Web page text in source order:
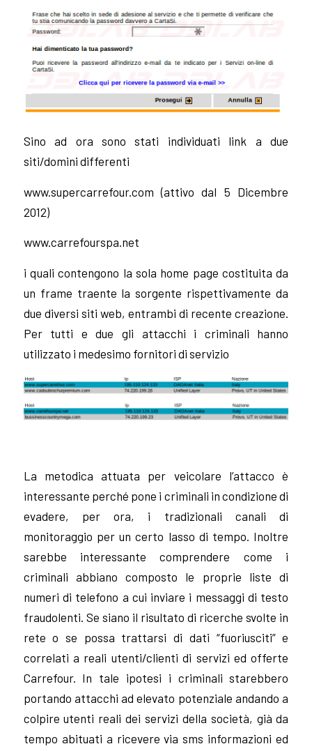
Sino ad ora sono stati individuati link a due
siti/domini differenti
www.supercarrefour.com (attivo dal 5 Dicembre
2012)
www.carrefourspa.net
i quali contengono la sola home page costituita da
un frame traente la sorgente rispettivamente da
due diversi siti web, entrambi di recente creazione.
Per tutti e due gli attacchi i criminali hanno
utilizzato i medesimo fornitori di servizio
La metodica attuata per veicolare l’attacco è
interessante perché pone i criminali in condizione di
evadere, per ora, i tradizionali canali di
monitoraggio per un certo lasso di tempo. Inoltre
sarebbe interessante comprendere come i
criminali abbiano composto le proprie liste di
numeri di telefono a cui inviare i messaggi di testo
fraudolenti. Se siano il risultato di ricerche svolte in
rete o se possa trattarsi di dati “fuoriusciti” e
correlati a reali utenti/clienti di servizi ed offerte
Carrefour. In tale ipotesi i criminali starebbero
portando attacchi ad elevato potenziale andando a
colpire utenti reali dei servizi della società, già da
tempo abituati a ricevere via sms informazioni ed